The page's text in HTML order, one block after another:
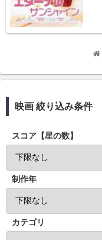
映画 絞り込み条件
スコア【星の数】
制作年
カテゴリ